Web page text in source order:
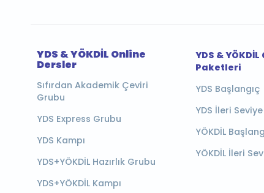
YDS & YÖKDİL Online
Dersler
Sıfırdan Akademik Çeviri
Grubu
YDS Express Grubu
YDS Kampı
YDS+YÖKDİL Hazırlık Grubu
YDS+YÖKDİL Kampı
YDS &
Paketleri
YDS Başlangıç
YDS İleri Seviye
YÖKDİL
YÖKDİL İleri